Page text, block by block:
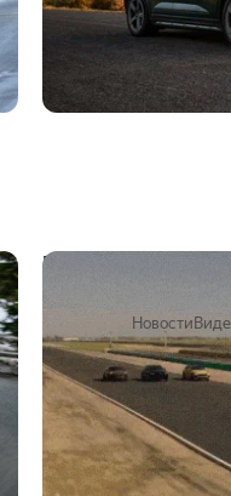
Батарейный
Новости